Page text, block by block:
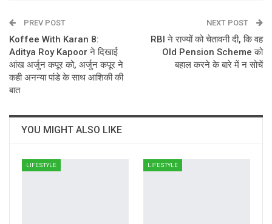
Email
PREV POST
Koffee With Karan 8:
Aditya Roy Kapoor ने दिखाई
आंख अर्जुन कपूर को, अर्जुन कपूर ने
कही अनन्या पांडे के साथ आशिकी की
बात
NEXT POST
RBI ने राज्यों को चेतावनी दी, कि वह
Old Pension Scheme को
बहाल करने के बारे में न सोचें
YOU MIGHT ALSO LIKE
LIFESTYLE LIFESTYLE